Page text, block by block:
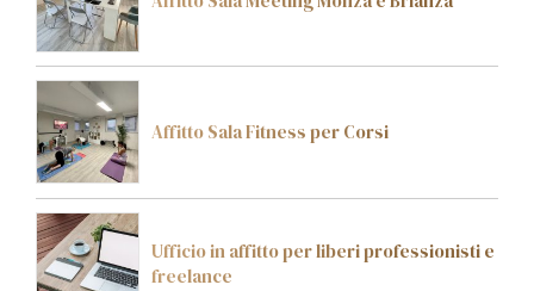
Affitto Sala Fitness per Corsi
Ufficio in affitto per liberi professionisti e
freelance